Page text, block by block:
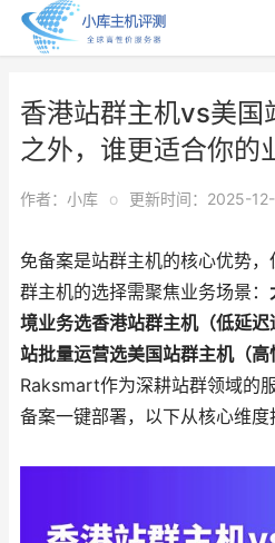
香港站群主机vs美国
之外，谁更适合你的
作者：小库 o 更新时间：2025-
免备案是站群主机的核心优势，
群主机的选择需聚焦业务场景：
境业务选香港站群主机（低延
站批量运营选美国站群主机（高
Raksmart作为深耕站群领域的
备案一键部署，以下从核心维度